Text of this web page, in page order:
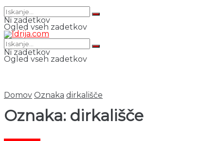
Ni zadetkov
Ogled vseh zadetkov
Ni zadetkov
Ogled vseh zadetkov
Domov Oznaka dirkališče
Oznaka: dirkališče